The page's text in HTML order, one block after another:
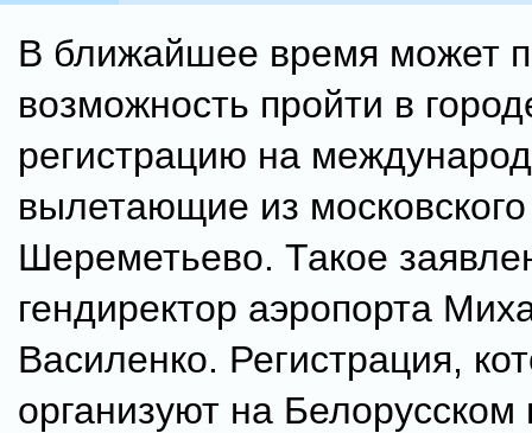
В ближайшее время может
возможность пройти в
регистрацию на
вылетающие из
Шереметьево. Такое
гендиректор аэропорта
Василенко. Регистрация,
организуют на Белорусском